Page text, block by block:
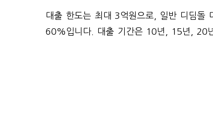
대출 한도는 최대 3억원으로, 일반 디딤돌
60%입니다. 대출 기간은 10년, 15년, 20